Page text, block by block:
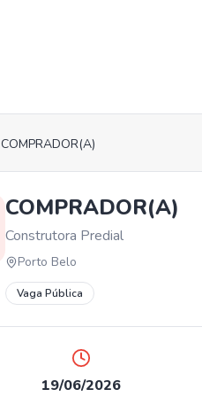
COMPRADOR(A)
COMPRADOR(A)
Construtora Predial
Porto Belo
Vaga Pública
19/06/2026